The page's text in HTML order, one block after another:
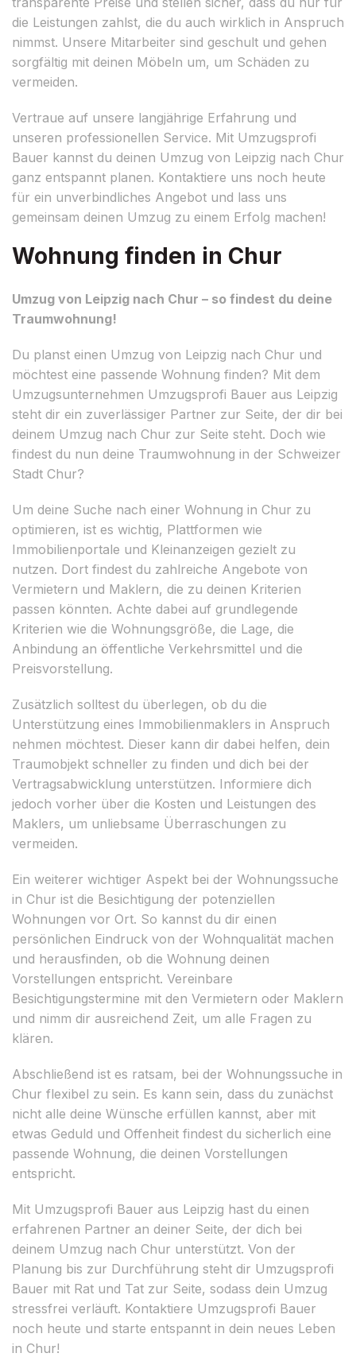
die Leistungen zahlst, die du auch wirklich in Anspruch
nimmst. Unsere Mitarbeiter sind geschult und gehen
sorgfältig mit deinen Möbeln um, um Schäden zu
vermeiden.
Vertraue auf unsere langjährige Erfahrung und
unseren professionellen Service. Mit Umzugsprofi
Bauer kannst du deinen Umzug von Leipzig nach Chur
ganz entspannt planen. Kontaktiere uns noch heute
für ein unverbindliches Angebot und lass uns
gemeinsam deinen Umzug zu einem Erfolg machen!
Wohnung finden in Chur
Umzug von Leipzig nach Chur – so findest du deine
Traumwohnung!
Du planst einen Umzug von Leipzig nach Chur und
möchtest eine passende Wohnung finden? Mit dem
Umzugsunternehmen Umzugsprofi Bauer aus Leipzig
steht dir ein zuverlässiger Partner zur Seite, der dir bei
deinem Umzug nach Chur zur Seite steht. Doch wie
findest du nun deine Traumwohnung in der Schweizer
Stadt Chur?
Um deine Suche nach einer Wohnung in Chur zu
optimieren, ist es wichtig, Plattformen wie
Immobilienportale und Kleinanzeigen gezielt zu
nutzen. Dort findest du zahlreiche Angebote von
Vermietern und Maklern, die zu deinen Kriterien
passen könnten. Achte dabei auf grundlegende
Kriterien wie die Wohnungsgröße, die Lage, die
Anbindung an öffentliche Verkehrsmittel und die
Preisvorstellung.
Zusätzlich solltest du überlegen, ob du die
Unterstützung eines Immobilienmaklers in Anspruch
nehmen möchtest. Dieser kann dir dabei helfen, dein
Traumobjekt schneller zu finden und dich bei der
Vertragsabwicklung unterstützen. Informiere dich
jedoch vorher über die Kosten und Leistungen des
Maklers, um unliebsame Überraschungen zu
vermeiden.
Ein weiterer wichtiger Aspekt bei der Wohnungssuche
in Chur ist die Besichtigung der potenziellen
Wohnungen vor Ort. So kannst du dir einen
persönlichen Eindruck von der Wohnqualität machen
und herausfinden, ob die Wohnung deinen
Vorstellungen entspricht. Vereinbare
Besichtigungstermine mit den Vermietern oder Maklern
und nimm dir ausreichend Zeit, um alle Fragen zu
klären.
Abschließend ist es ratsam, bei der Wohnungssuche in
Chur flexibel zu sein. Es kann sein, dass du zunächst
nicht alle deine Wünsche erfüllen kannst, aber mit
etwas Geduld und Offenheit findest du sicherlich eine
passende Wohnung, die deinen Vorstellungen
entspricht.
Mit Umzugsprofi Bauer aus Leipzig hast du einen
erfahrenen Partner an deiner Seite, der dich bei
deinem Umzug nach Chur unterstützt. Von der
Planung bis zur Durchführung steht dir Umzugsprofi
Bauer mit Rat und Tat zur Seite, sodass dein Umzug
stressfrei verläuft. Kontaktiere Umzugsprofi Bauer
noch heute und starte entspannt in dein neues Leben
in Chur!